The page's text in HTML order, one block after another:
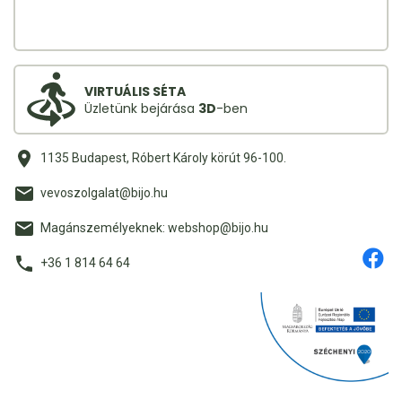
VIRTUÁLIS SÉTA
Üzletünk bejárása 3D-ben
1135 Budapest, Róbert Károly körút 96-100.
vevoszolgalat@bijo.hu
Magánszemélyeknek: webshop@bijo.hu
+36 1 814 64 64